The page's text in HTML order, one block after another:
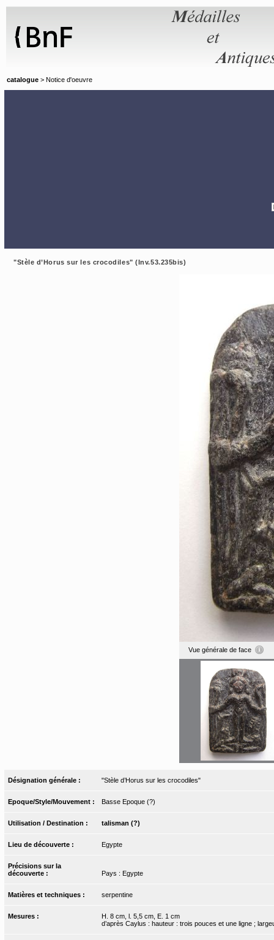
catalogue > Notice d'oeuvre
"Stèle d’Horus sur les crocodiles" (Inv.53.235bis)
Vue générale de face
Désignation générale : "Stèle d’Horus sur les crocodiles"
Epoque/Style/Mouvement : Basse Epoque (?)
Utilisation / Destination : talisman (?)
Lieu de découverte : Egypte
Précisions sur la
découverte :
Pays : Egypte
Matières et techniques : serpentine
Mesures :
H. 8 cm, l. 5,5 cm, E. 1 cm
d’après Caylus : hauteur : trois pouces et une ligne ;